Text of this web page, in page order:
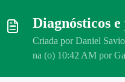
Diagnósticos
Criada por Daniel
na (o) 10:42 AM por